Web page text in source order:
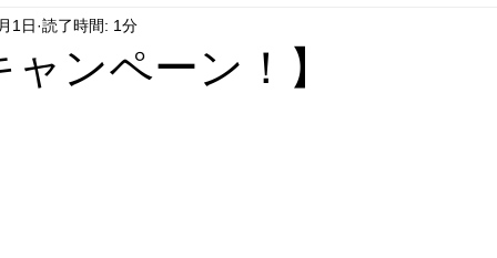
ャンペーン！】
1日 読了時間: 1分